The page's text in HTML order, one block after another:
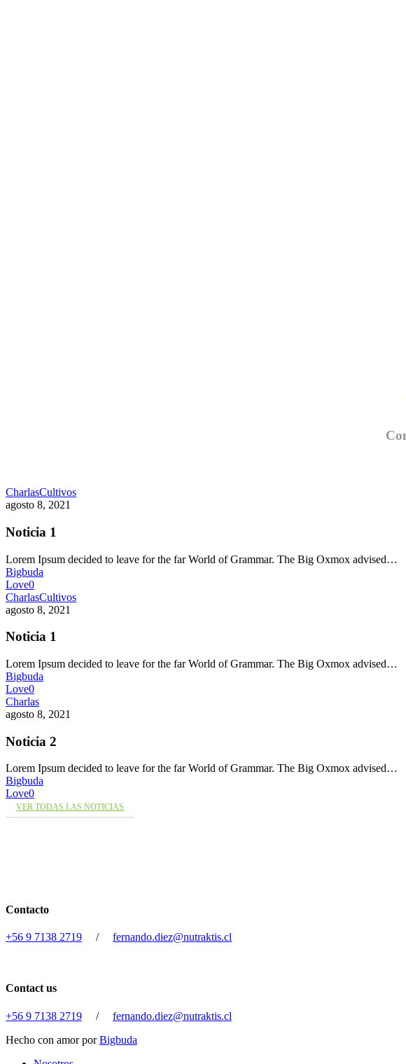
CharlasCultivos
agosto 8, 2021
Noticia 1
Lorem Ipsum decided to leave for the far World of Grammar. The Big Oxmox advised…
Bigbuda
Love0
CharlasCultivos
agosto 8, 2021
Noticia 1
Lorem Ipsum decided to leave for the far World of Grammar. The Big Oxmox advised…
Bigbuda
Love0
Charlas
agosto 8, 2021
Noticia 2
Lorem Ipsum decided to leave for the far World of Grammar. The Big Oxmox advised…
Bigbuda
Love0
VER TODAS LAS NOTICIAS
Contacto
+56 9 7138 2719 / fernando.diez@nutraktis.cl
Contact us
+56 9 7138 2719 / fernando.diez@nutraktis.cl
Hecho con amor porBigbuda